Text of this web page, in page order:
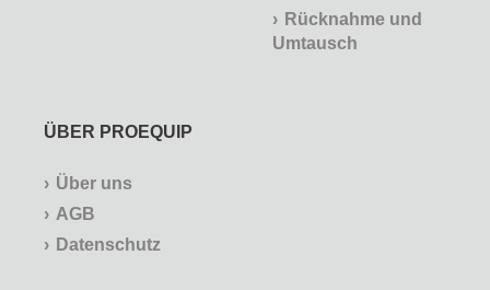
Rücknahme und
Umtausch
ÜBER PROEQUIP
Über uns
AGB
Datenschutz